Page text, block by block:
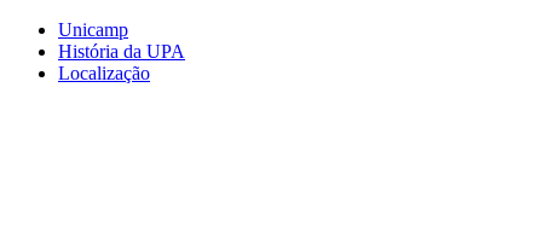
Conteúdo principal
Unicamp
História da UPA
Localização